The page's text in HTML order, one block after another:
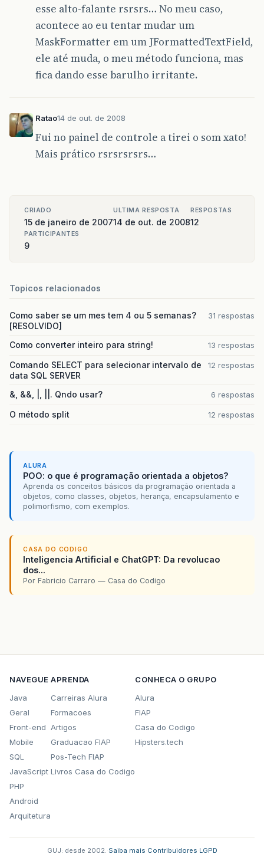
esse alto-falante rsrsrs… No meu caso,
acontece ao eu tentar mudar um
MaskFormatter em um JFormattedTextField,
ele até muda, o meu método funciona, mas
fica dando esse barulho irritante.
Ratao14 de out. de 2008
Fui no painel de controle a tirei o som xato!
Mais prático rsrsrsrsrs…
CRIADO
15 de janeiro de 2007
ULTIMA RESPOSTA
14 de out. de 2008
RESPOSTAS
12
PARTICIPANTES
9
Topicos relacionados
Como saber se um mes tem 4 ou 5 semanas?
[RESOLVIDO]
31 respostas
Como converter inteiro para string! 13 respostas
Comando SELECT para selecionar intervalo de
data SQL SERVER
12 respostas
&, &&, |, ||. Qndo usar? 6 respostas
O método split 12 respostas
ALURA
POO: o que é programação orientada a objetos?
Aprenda os conceitos básicos da programação orientada a
objetos, como classes, objetos, herança, encapsulamento e
polimorfismo, com exemplos.
CASA DO CODIGO
Inteligencia Artificial e ChatGPT: Da revolucao
dos...
Por Fabricio Carraro — Casa do Codigo
NAVEGUE
Java
Geral
Front-end
Mobile
SQL
JavaScript
PHP
Android
Arquitetura
APRENDA
Carreiras Alura
Formacoes
Artigos
Graduacao FIAP
Pos-Tech FIAP
Livros Casa do Codigo
CONHECA O GRUPO
Alura
FIAP
Casa do Codigo
Hipsters.tech
GUJ: desde 2002. Saiba mais Contribuidores LGPD